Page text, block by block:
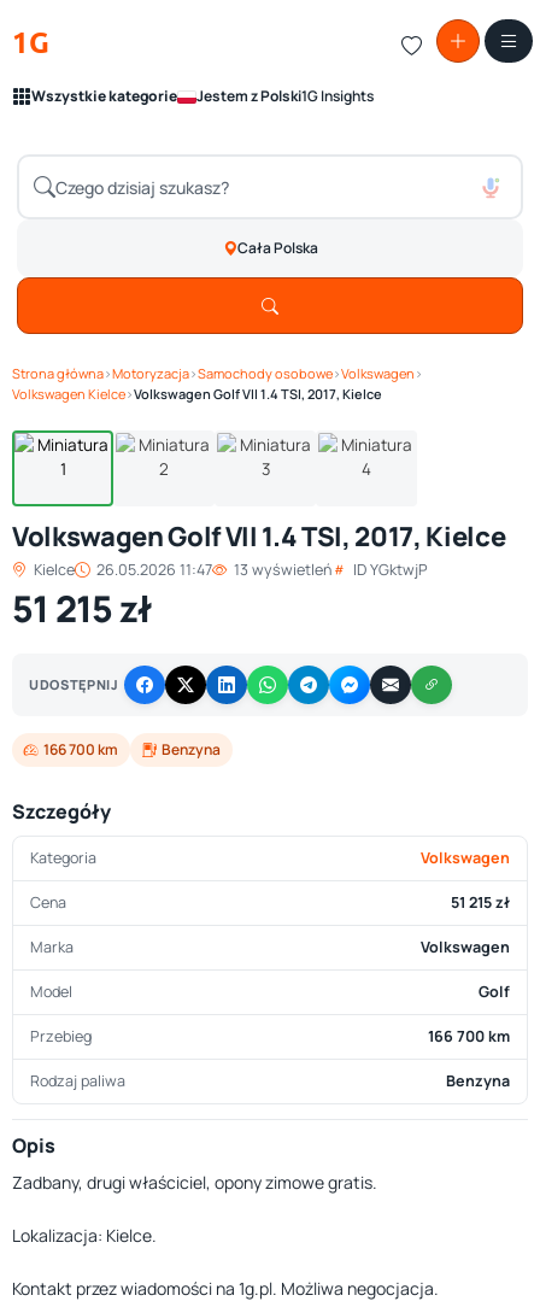
1G
Wszystkie kategorie Jestem z Polski1G Insights
Cała Polska
Strona główna›Motoryzacja›Samochody osobowe›Volkswagen ›
Volkswagen Kielce›Volkswagen Golf VII 1.4 TSI, 2017, Kielce
1/ 4 Zobacz galerię
Volkswagen Golf VII 1.4 TSI, 2017, Kielce
Kielce 26.05.2026 11:47 13 wyświetleń ID YGktwjP
51 215 zł
UDOSTĘPNIJ
166 700 km Benzyna
Szczegóły
Kategoria Volkswagen
Cena 51 215 zł
Marka Volkswagen
Model Golf
Przebieg 166 700 km
Rodzaj paliwa Benzyna
Opis
Zadbany, drugi właściciel, opony zimowe gratis.
Lokalizacja: Kielce.
Kontakt przez wiadomości na 1g.pl. Możliwa negocjacja.